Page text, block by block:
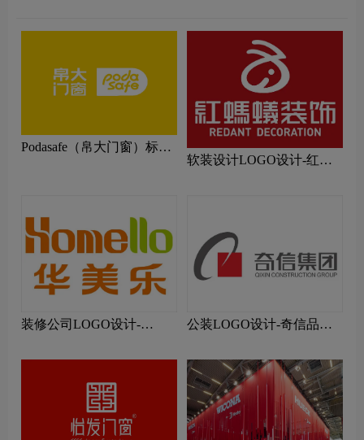
Podasafe（帛大门窗）标志
软装设计LOGO设计-红蚂
装修公司LOGO设计-
计
公装LOGO设计-奇信品牌